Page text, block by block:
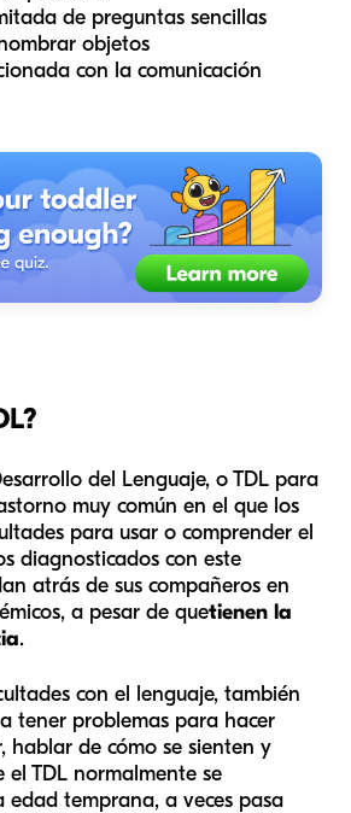
de preguntas sencillas
objetos
con la comunicación
del Lenguaje, o TDL para
muy común en el que los
para usar o comprender el
diagnosticados con este
atrás de sus compañeros en
a pesar de quetienen la
.
con el lenguaje, también
tener problemas para hacer
hablar de cómo se sienten y
el TDL normalmente se
edad temprana, a veces pasa